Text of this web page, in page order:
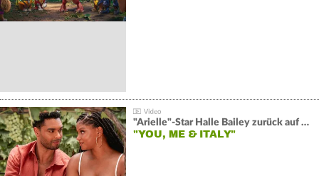
"Arielle"-Star Halle Bailey zurück auf der Leinwand:
"YOU, ME & ITALY"